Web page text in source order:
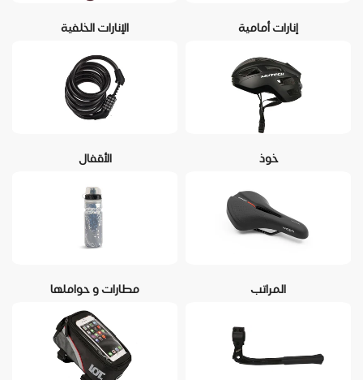
إنارات أمامية الإنارات الخلفية
خوذ الأقفال
المراتب مطارات و حواملها